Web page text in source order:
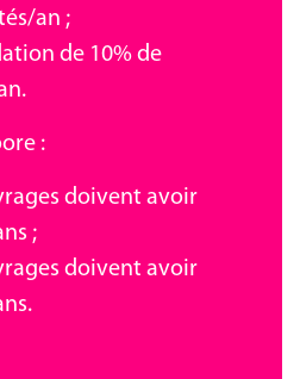
an ;
de 10% de
:
doivent avoir
;
doivent avoir